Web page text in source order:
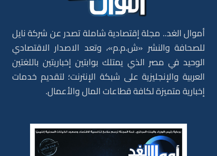
أموال الغد.. مجلة إقتصادية شاملة تصدر عن شركة نايل
للصحافة والنشر «ش.م.م»، وتعد الاصدار الاقتصادي
الوحيد في مصر الذي يمتلك بوابتين إخباريتين باللغتين
العربية والإنجليزية على شبكة الإنترنت؛ لتقديم خدمات
إخبارية متميزة لكافة قطاعات المال والأعمال.